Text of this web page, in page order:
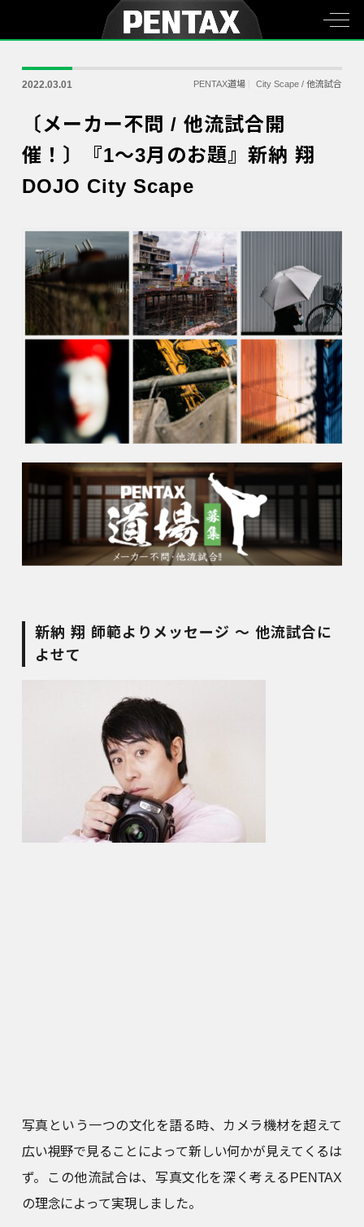
2022.03.01 PENTAX道場 City Scape /他流試合
〔メーカー不問 / 他流試合開
催！〕『1～3月のお題』新納 翔
DOJO City Scape
新納 翔 師範よりメッセージ ～ 他流試合に
よせて
写真という一つの文化を語る時、カメラ機材を超えて
広い視野で見ることによって新しい何かが見えてくるは
ず。この他流試合は、写真文化を深く考えるPENTAX
の理念によって実現しました。